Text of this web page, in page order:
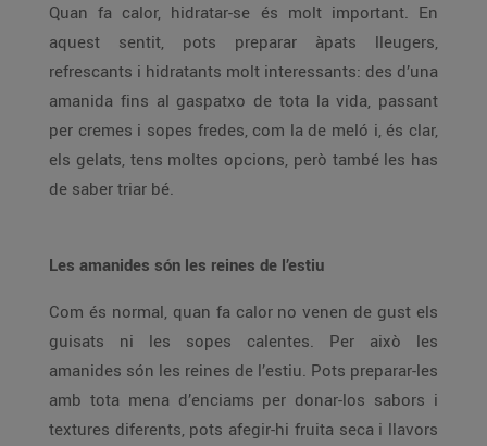
Quan fa calor, hidratar-se és molt important. En
aquest sentit, pots preparar àpats lleugers,
refrescants i hidratants molt interessants: des d’una
amanida fins al gaspatxo de tota la vida, passant
per cremes i sopes fredes, com la de meló i, és clar,
els gelats, tens moltes opcions, però també les has
de saber triar bé.
Les amanides són les reines de l’estiu
Com és normal, quan fa calor no venen de gust els
guisats ni les sopes calentes. Per això les
amanides són les reines de l’estiu. Pots preparar-les
amb tota mena d’enciams per donar-los sabors i
textures diferents, pots afegir-hi fruita seca i llavors